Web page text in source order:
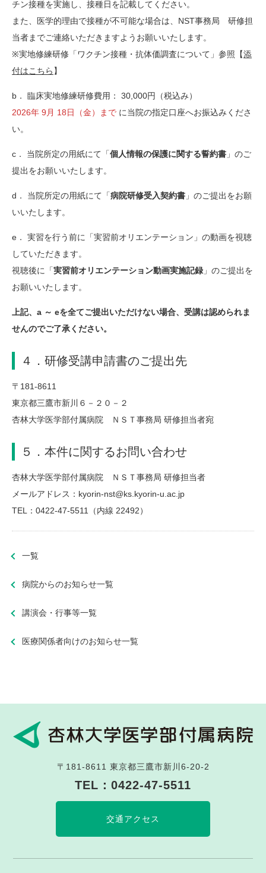
チン接種を実施し、接種日を記載してください。
また、医学的理由で接種が不可能な場合は、NST事務局 研修担
当者までご連絡いただきますようお願いいたします。
※実地修練研修「ワクチン接種・抗体価調査について」参照【添
付はこちら 】
b． 臨床実地修練研修費用： 30,000円（税込み）
2026年 9月 18日（金）まで に当院の指定口座へお振込みくださ
い。
c． 当院所定の用紙にて「個人情報の保護に関する誓約書 」のご
提出をお願いいたします。
d． 当院所定の用紙にて「病院研修受入契約書 」のご提出をお願
いいたします。
e． 実習を行う前に「実習前オリエンテーション」の動画を視聴
していただきます。
視聴後に「実習前オリエンテーション動画実施記録 」のご提出を
お願いいたします。
上記、a ～ eを全てご提出いただけない場合、受講は認められま
せんのでご了承ください。
４．研修受講申請書のご提出先
〒181-8611
東京都三鷹市新川６－２０－２
杏林大学医学部付属病院 ＮＳＴ事務局 研修担当者宛
５．本件に関するお問い合わせ
杏林大学医学部付属病院 ＮＳＴ事務局 研修担当者
メールアドレス：kyorin-nst@ks.kyorin-u.ac.jp
TEL：0422-47-5511（内線 22492）
一覧
病院からのお知らせ一覧
講演会・行事等一覧
医療関係者向けのお知らせ一覧
〒181-8611 東京都三鷹市新川6-20-2
TEL： 0422-47-5511
交通アクセス